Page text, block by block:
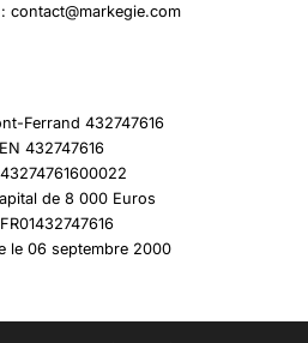
contact@markegie.com
Ferrand 432747616
432747616
43274761600022
de 8 000 Euros
le 06 septembre 2000